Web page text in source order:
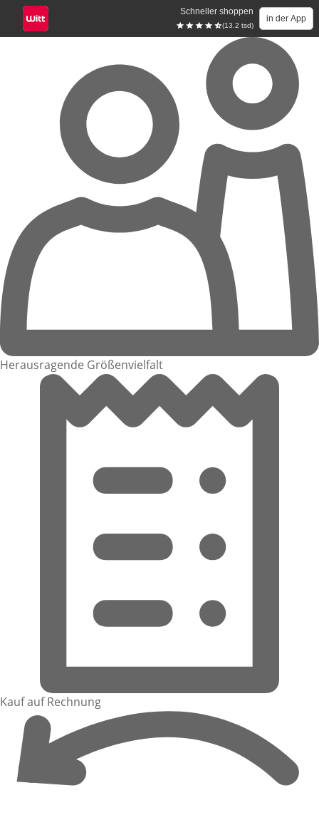
Schneller shoppen
(13.2 tsd)
in der App
Herausragende Größenvielfalt
Kauf auf Rechnung